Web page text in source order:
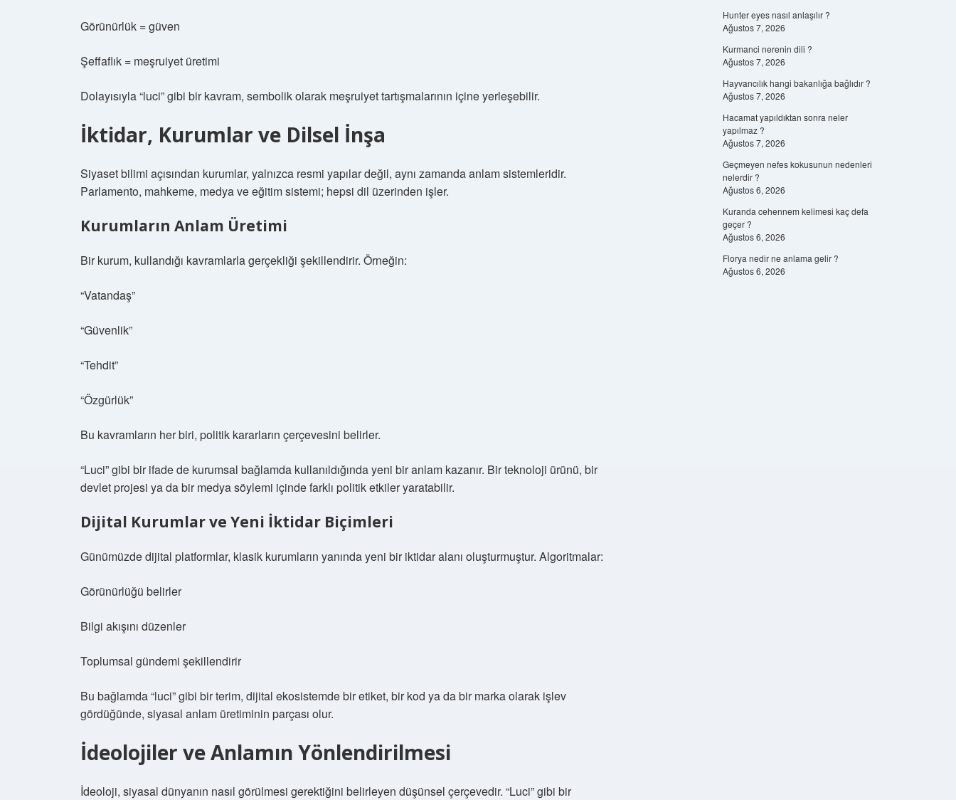
Görünürlük = güven
Şeffaflık = meşruiyet üretimi
Dolayısıyla “luci” gibi bir kavram, sembolik olarak meşruiyet tartışmalarının içine yerleşebilir.
İktidar, Kurumlar ve Dilsel İnşa
Siyaset bilimi açısından kurumlar, yalnızca resmi yapılar değil, aynı zamanda anlam sistemleridir.
Parlamento, mahkeme, medya ve eğitim sistemi; hepsi dil üzerinden işler.
Kurumların Anlam Üretimi
Bir kurum, kullandığı kavramlarla gerçekliği şekillendirir. Örneğin:
“Vatandaş”
“Güvenlik”
“Tehdit”
“Özgürlük”
Bu kavramların her biri, politik kararların çerçevesini belirler.
“Luci” gibi bir ifade de kurumsal bağlamda kullanıldığında yeni bir anlam kazanır. Bir teknoloji ürünü, bir
devlet projesi ya da bir medya söylemi içinde farklı politik etkiler yaratabilir.
Dijital Kurumlar ve Yeni İktidar Biçimleri
Günümüzde dijital platformlar, klasik kurumların yanında yeni bir iktidar alanı oluşturmuştur. Algoritmalar:
Görünürlüğü belirler
Bilgi akışını düzenler
Toplumsal gündemi şekillendirir
Bu bağlamda “luci” gibi bir terim, dijital ekosistemde bir etiket, bir kod ya da bir marka olarak işlev
gördüğünde, siyasal anlam üretiminin parçası olur.
İdeolojiler ve Anlamın Yönlendirilmesi
İdeoloji, siyasal dünyanın nasıl görülmesi gerektiğini belirleyen düşünsel çerçevedir. “Luci” gibi bir
Hunter eyes nasıl anlaşılır ?
Ağustos 7, 2026
Kurmanci nerenin dili ?
Ağustos 7, 2026
Hayvancılık hangi bakanlığa bağlıdır ?
Ağustos 7, 2026
Hacamat yapıldıktan sonra neler
yapılmaz ?
Ağustos 7, 2026
Geçmeyen nefes kokusunun nedenleri
nelerdir ?
Ağustos 6, 2026
Kuranda cehennem kelimesi kaç defa
geçer ?
Ağustos 6, 2026
Florya nedir ne anlama gelir ?
Ağustos 6, 2026